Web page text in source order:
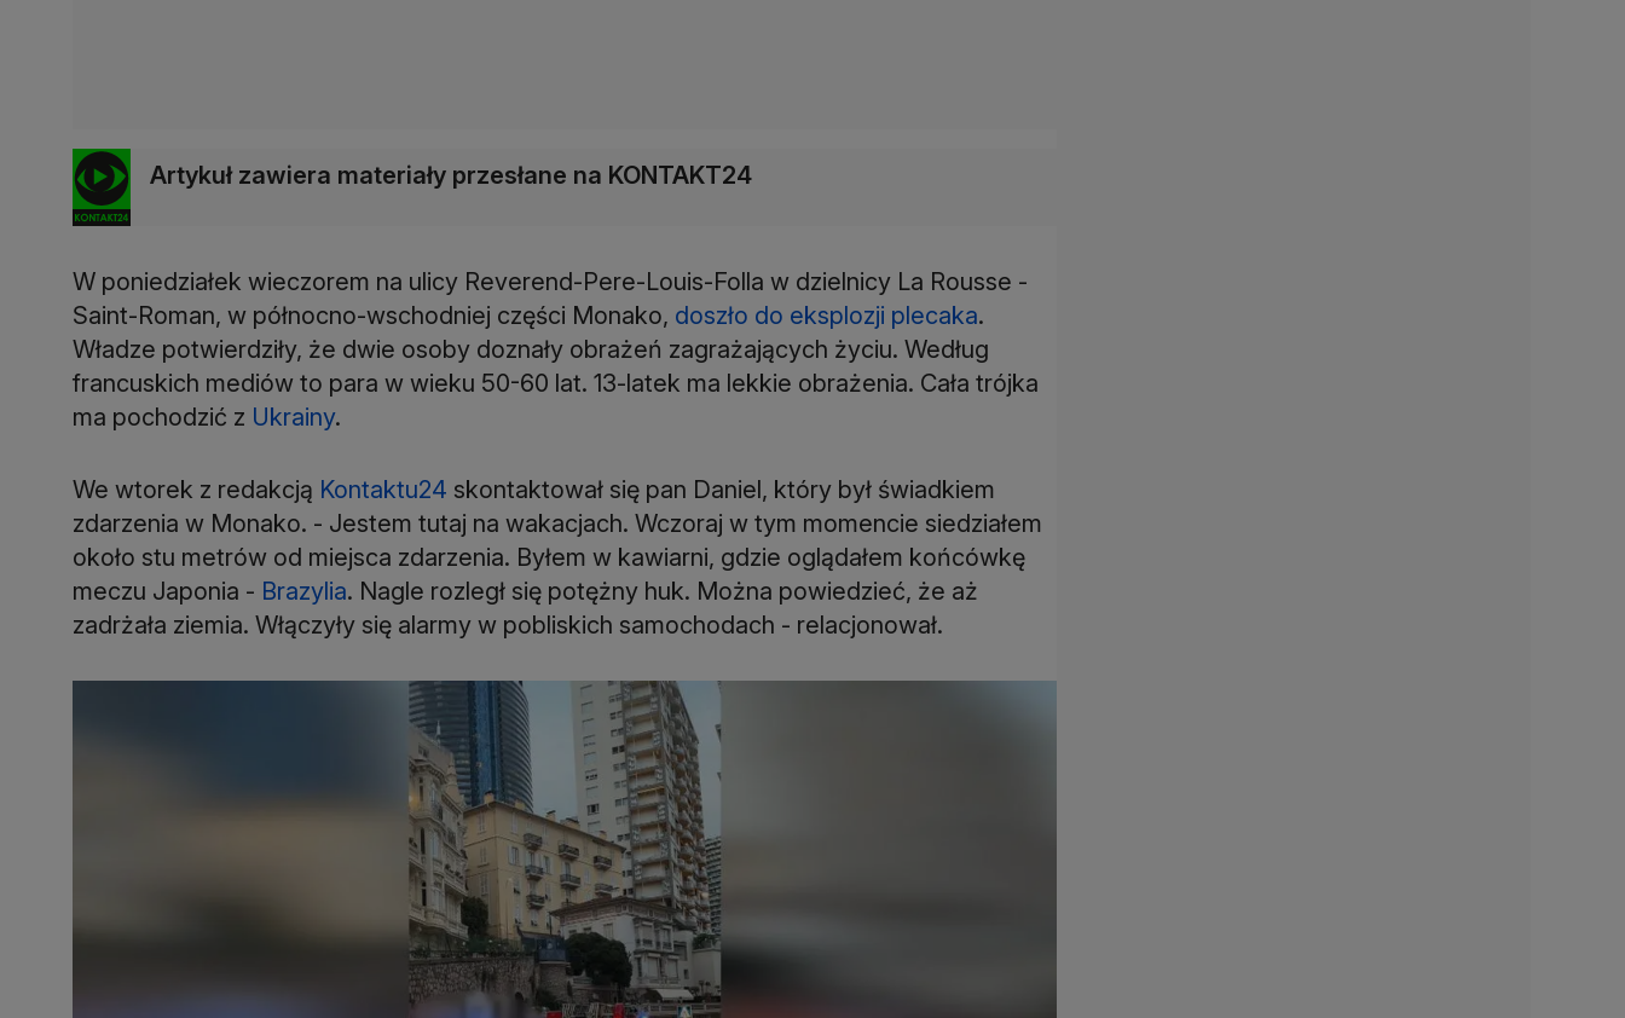
Artykuł zawiera materiały przesłane na KONTAKT24
W poniedziałek wieczorem na ulicy Reverend-Pere-Louis-Folla w dzielnicy La Rousse -
Saint-Roman, w północno-wschodniej części Monako, doszło do eksplozji plecaka.
Władze potwierdziły, że dwie osoby doznały obrażeń zagrażających życiu. Według
francuskich mediów to para w wieku 50-60 lat. 13-latek ma lekkie obrażenia. Cała trójka
ma pochodzić z Ukrainy.
We wtorek z redakcją Kontaktu24 skontaktował się pan Daniel, który był świadkiem
zdarzenia w Monako. - Jestem tutaj na wakacjach. Wczoraj w tym momencie siedziałem
około stu metrów od miejsca zdarzenia. Byłem w kawiarni, gdzie oglądałem końcówkę
meczu Japonia - Brazylia. Nagle rozległ się potężny huk. Można powiedzieć, że aż
zadrżała ziemia. Włączyły się alarmy w pobliskich samochodach - relacjonował.